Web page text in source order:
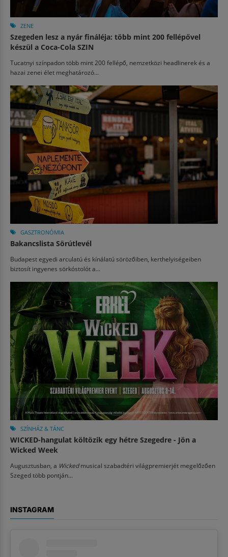
ZENE
Szegeden lesz a nyár fináléja: több mint 200 fellépővel
készül a Coca-Cola SZIN
Tucatnyi színpadon több mint 200 fellépő, nemzetközi headlinerek és a
hazai zenei élet meghatározó...
GASZTRONÓMIA
Bakancslista Sörútlevél
Budapest egyedi arculatú és kínálatú sörözőiben, kerthelyiségeiben
biztosít ingyenes sörkóstolót a...
SZÍNHÁZ & TÁNC
WICKED-hangulat költözik egy hétre Szegedre - Jön a
Wicked Week
Augusztusban, a Wickedmusical szabadtéri világpremierjét megelőzően
Szeged több pontján...
INSTAGRAM